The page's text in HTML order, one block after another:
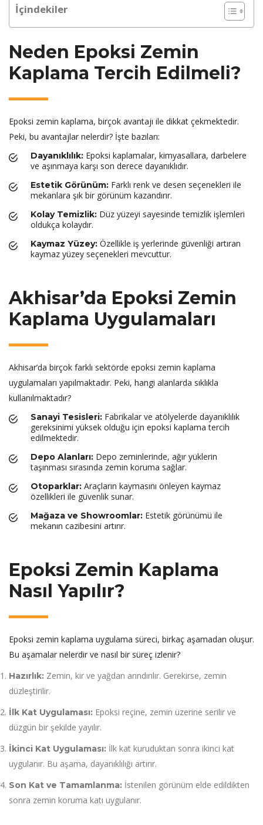
İçindekiler
Neden Epoksi Zemin
Kaplama Tercih Edilmeli?
Epoksi zemin kaplama, birçok avantajı ile dikkat çekmektedir.
Peki, bu avantajlar nelerdir? İşte bazıları:
Dayanıklılık: Epoksi kaplamalar, kimyasallara, darbelere
ve aşınmaya karşı son derece dayanıklıdır.
Estetik Görünüm: Farklı renk ve desen seçenekleri ile
mekanlara şık bir görünüm kazandırır.
Kolay Temizlik: Düz yüzeyi sayesinde temizlik işlemleri
oldukça kolaydır.
Kaymaz Yüzey: Özellikle iş yerlerinde güvenliği artıran
kaymaz yüzey seçenekleri mevcuttur.
Akhisar’da Epoksi Zemin
Kaplama Uygulamaları
Akhisar’da birçok farklı sektörde epoksi zemin kaplama
uygulamaları yapılmaktadır. Peki, hangi alanlarda sıklıkla
kullanılmaktadır?
Sanayi Tesisleri: Fabrikalar ve atölyelerde dayanıklılık
gereksinimi yüksek olduğu için epoksi kaplama tercih
edilmektedir.
Depo Alanları: Depo zeminlerinde, ağır yüklerin
taşınması sırasında zemin koruma sağlar.
Otoparklar: Araçların kaymasını önleyen kaymaz
özellikleri ile güvenlik sunar.
Mağaza ve Showroomlar: Estetik görünümü ile
mekanın cazibesini artırır.
Epoksi Zemin Kaplama
Nasıl Yapılır?
Epoksi zemin kaplama uygulama süreci, birkaç aşamadan oluşur.
Bu aşamalar nelerdir ve nasıl bir süreç izlenir?
Hazırlık: Zemin, kir ve yağdan arındırılır. Gerekirse, zemin
düzleştirilir.
İlk Kat Uygulaması: Epoksi reçine, zemin üzerine serilir ve
düzgün bir şekilde yayılır.
İkinci Kat Uygulaması: İlk kat kuruduktan sonra ikinci kat
uygulanır. Bu aşama, dayanıklılığı artırır.
Son Kat ve Tamamlanma: İstenilen görünüm elde edildikten
sonra zemin koruma katı uygulanır.